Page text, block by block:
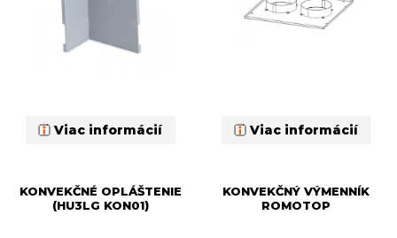
Viac informácií Viac informácií
KONVEKČNÉ OPLÁŠTENIE
(HU3LG KON01)
KONVEKČNÝ VÝMENNÍK
ROMOTOP